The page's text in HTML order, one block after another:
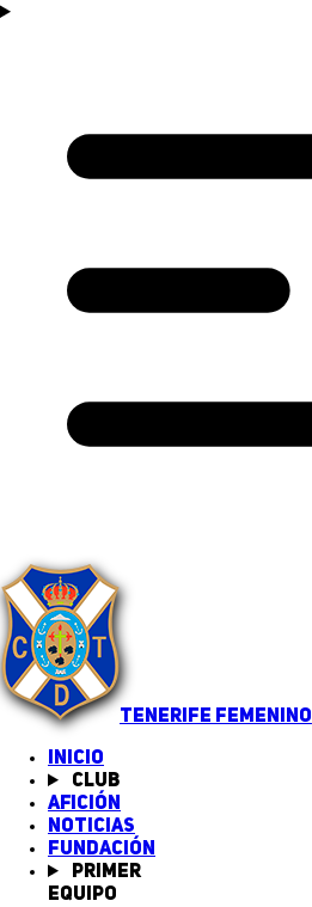
TENERIFE FEMENINO
INICIO
Club
Afición
Noticias
Fundación
Primer
equipo